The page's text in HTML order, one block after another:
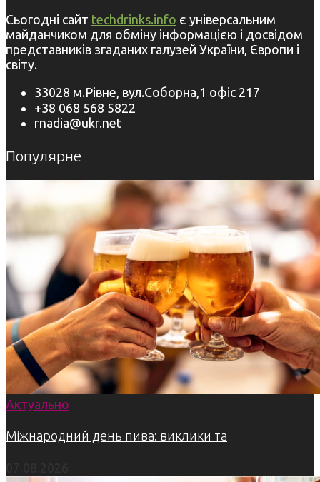
Сьогодні сайт techdrinks.info є універсальним
майданчиком для обміну інформацією і досвідом
представників згаданих галузей України, Європи і
світу.
33028 м.Рівне, вул.Соборна,1 офіс 217
+38 068 568 5822
rnadia@ukr.net
Популярне
Актуально
Міжнародний день пива: виклики та